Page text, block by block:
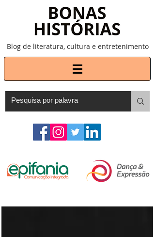
Blog de literatura, cultura e entretenimento